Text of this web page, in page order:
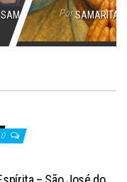
SAMARITANOSPor
0